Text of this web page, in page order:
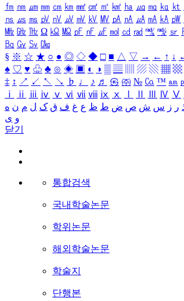
㎙ ㎚ ㎛ ㎜ ㎝ ㎞ ㎟ ㎠ ㎡ ㎢ ㏊ ㎍ ㎎ ㎏ ㏏
㎱ ㎲ ㎳ ㎴ ㎵ ㎶ ㎷ ㎸ ㎹ ㎀ ㎁ ㎂ ㎃ ㎄ ㎺
㎒ ㎓ ㎔ Ω ㏀ ㏁ ㎊ ㎋ ㎌ ㏖ ㏅ ㎭ ㎮ ㎯ ㏛
㏃ ㏉ ㏜ ㏆
§ ※ ☆ ★ ○ ● ◎ ◇ ◆ □ ■ △ ▽ → ← ↑ ↓
♠ ♡ ♥ ♧ ♣ ⊙ ◈ ▣ ◐ ◑ ▒ ▤ ▨ ▧ ▦ ▩
‡ ↕ ↗ ↙ ↖ ↘ ♭ ♩ ♪ ♬ ㉿ ㈜ № ㏇ ™ ㏂
ⅰ
ⅱ ⅲ ⅳ ⅴ ⅵ ⅶ ⅷ ⅸ ⅹ Ⅳ Ⅴ
ر ز س ش ص ض ط ظ ع غ ف ق ک ل م ن ه
و ی
닫기
통합검색
국내학술논문
학위논문
해외학술논문
학술지
단행본